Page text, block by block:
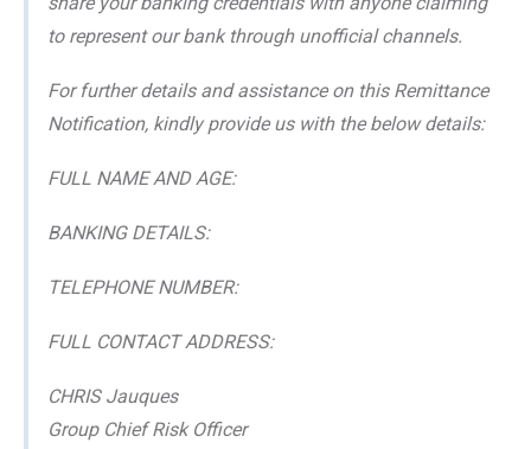
to represent our bank through unofficial channels.
For further details and assistance on this Remittance
Notification, kindly provide us with the below details:
FULL NAME AND AGE:
BANKING DETAILS:
TELEPHONE NUMBER:
FULL CONTACT ADDRESS:
CHRIS Jauques
Group Chief Risk Officer